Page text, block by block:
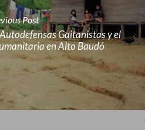
Post
Gaitanistas y el
en Alto Baudó